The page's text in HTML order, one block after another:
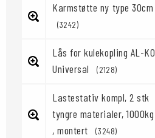
Karmstøtte ny type 30cm
(3242)
Lås for kulekopling AL-KO
Universal
(2128)
Lastestativ kompl, 2 stk
tyngre materialer, 1000kg
, montert
(3248)